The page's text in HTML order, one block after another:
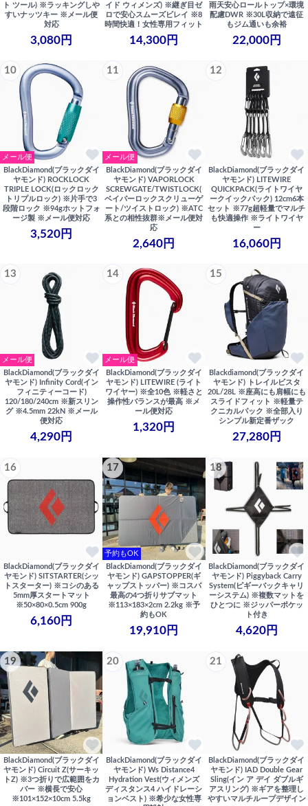
ト ツール) ※ラッキングしや
すいナッツキー ※メール便
対応
3,080円
イド ウィメンズ) ※継ぎ目ゼ
ロで安心スムーズビレイ ※8
時間快適！女性専用フィット
14,300円
雨天安心ロールトップ×環境
配慮DWR ※30L収納で遠征
もジム通いも余裕
22,000円
10
メール便
BlackDiamond(ブラックダイ
ヤモンド) ROCKLOCK
TRIPLE LOCK(ロックロック
トリプルロック) ※片手で3
段階ロック ※94gホットフォ
ージ製 ※メール便対応
3,520円
11
メール便
BlackDiamond(ブラックダイ
ヤモンド) VAPORLOCK
SCREWGATE/TWISTLOCK(
ベイパーロックスクリューゲ
ート/ツイストロック) ※ATC
系との相性抜群※メール便対
応
2,640円
12
BlackDiamond(ブラックダイ
ヤモンド) LITEWIRE
QUICKPACK(ライトワイヤ
ークイックパック) 12cm6本
セット ※77g超軽量でマルチ
も快適操作 ※ライトワイヤ
ー
16,060円
13
メール便
BlackDiamond(ブラックダイ
ヤモンド) Infinity Cord(イン
フィニティーコード)
120/180/240cm ※新スリン
グ ※4.5mm 22kN ※メール
便対応
4,290円
14
メール便
BlackDiamond(ブラックダイ
ヤモンド) LITEWIRE (ライト
ワイヤー) ※全10色 ※軽さと
操作性バランスが最高 ※メ
ール便対応
1,320円
15
Blackdiamond(ブラックダイ
ヤモンド) トレイルビスタ
20L/28L ※座高にも肩幅にも
スライドフィット ※軽量テ
クニカルパック ※全部入り
シンプル新定番ザック
27,280円
16
BlackDiamond(ブラックダイ
ヤモンド) SITSTARTER(シッ
トスターター) ※コシのある
5mm厚スタートマット
※50×80×0.5cm 900g
6,160円
17
予約もOK
BlackDiamond(ブラックダイ
ヤモンド) GAPSTOPPER(ギ
ャップストッパー) ※コスパ
最高の4つ折りサブマット
※113×183×2cm 2.2kg ※予
約もOK
19,910円
18
BlackDiamond(ブラックダイ
ヤモンド) Piggyback Carry
System(ピギーバックキャリ
ーシステム) ※複数マットを
ひとつに ※ジッパーポケッ
ト付き
4,620円
19
BlackDiamond(ブラックダイ
ヤモンド) Circuit Z(サーキッ
トZ) ※3つ折りで広範囲をカ
バー ※横長で安心
※101×152×10cm 5.5kg
20
BlackDiamond(ブラックダイ
ヤモンド) Ws Distance4
Hydration Vest(ウィメンズ
ディスタンス4 ハイドレーシ
ョンベスト) ※希少な女性専
21
BlackDiamond(ブラックダイ
ヤモンド) IAD Double Gear
Sling(イン ア デイ ダブルギ
アスリング) ※ギアを整理し
やすいマルチループデザイン